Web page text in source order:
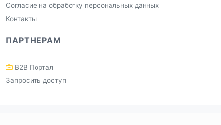
Согласие на обработку персональных данных
Контакты
ПАРТНЕРАМ
B2B Портал
Запросить доступ